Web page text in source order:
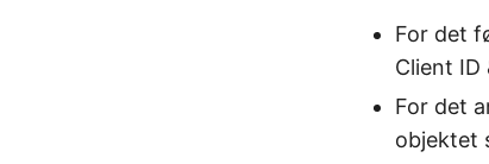
For det
Client ID
For det
objektet